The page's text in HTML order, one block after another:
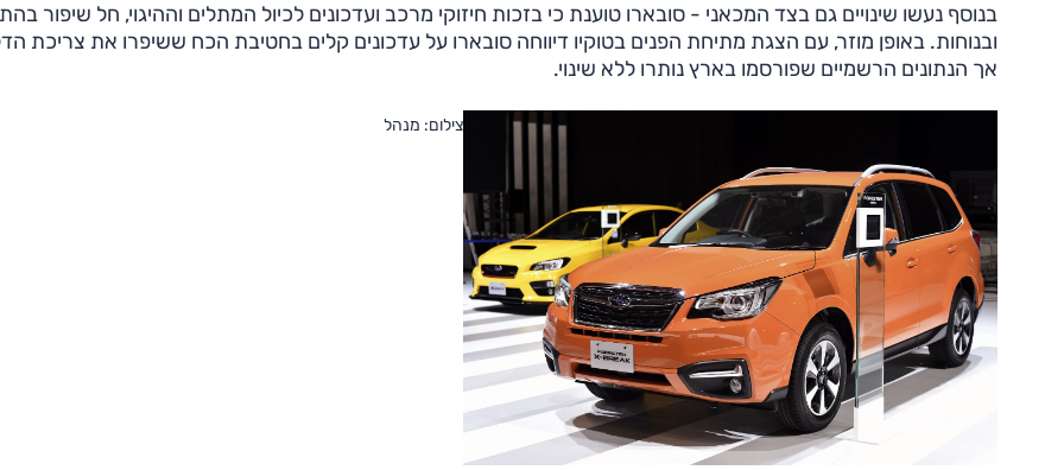
בנוסף נעשו שינויים גם בצד המכאני - סובארו טוענת כי בזכות חיזוקי מרכב ועדכונים לכיול המתלים וההיגוי, חל שיפור
ובנוחות. באופן מוזר, עם הצגת מתיחת הפנים בטוקיו דיווחה סובארו על עדכונים קלים בחטיבת הכח ששיפרו את צריכת
אך הנתונים הרשמיים שפורסמו בארץ נותרו ללא שינוי.
צילום: מנהל